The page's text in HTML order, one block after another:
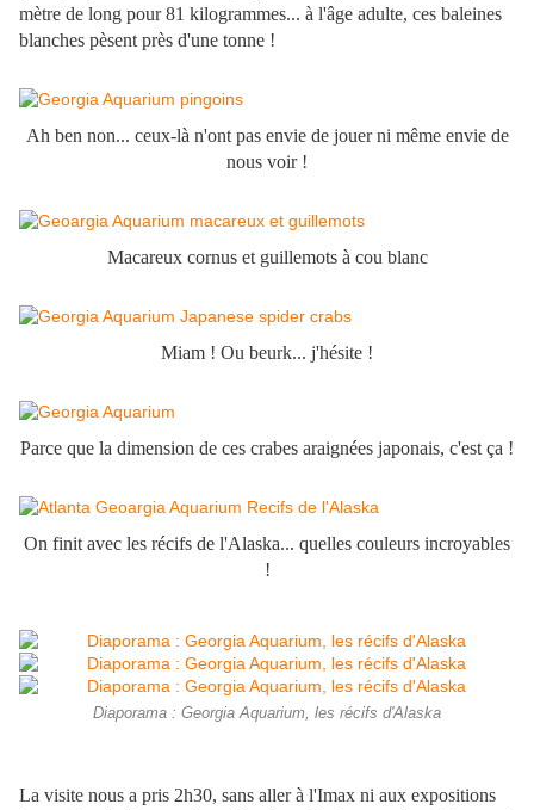
mètre de long pour 81 kilogrammes... à l'âge adulte, ces baleines
blanches pèsent près d'une tonne !
Ah ben non... ceux-là n'ont pas envie de jouer ni même envie de
nous voir !
Macareux cornus et guillemots à cou blanc
Miam ! Ou beurk... j'hésite !
Parce que la dimension de ces crabes araignées japonais, c'est ça !
On finit avec les récifs de l'Alaska... quelles couleurs incroyables
!
Diaporama : Georgia Aquarium, les récifs d'Alaska
La visite nous a pris 2h30, sans aller à l'Imax ni aux expositions